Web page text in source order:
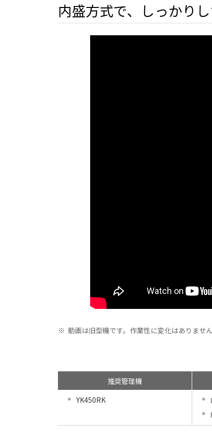
内盛方式で、しっかり
※ 動画は旧型機です。作業性に変化はありません
推奨管理機
YK450RK